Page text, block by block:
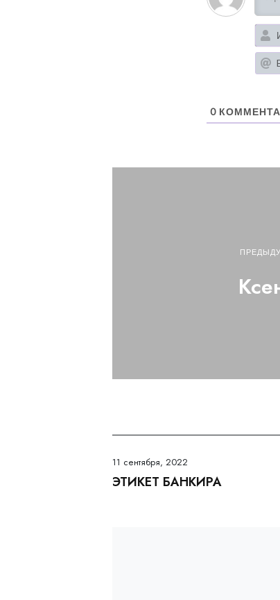
0
11 сентября, 2022
ЭТИКЕТ БАНКИРА